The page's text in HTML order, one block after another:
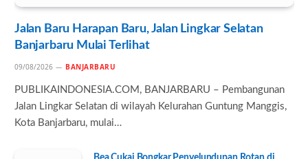
Jalan Baru Harapan Baru, Jalan Lingkar Selatan
Banjarbaru Mulai Terlihat
09/08/2026 BANJARBARU
PUBLIKAINDONESIA.COM, BANJARBARU – Pembangunan
Jalan Lingkar Selatan di wilayah Kelurahan Guntung Manggis,
Kota Banjarbaru, mulai…